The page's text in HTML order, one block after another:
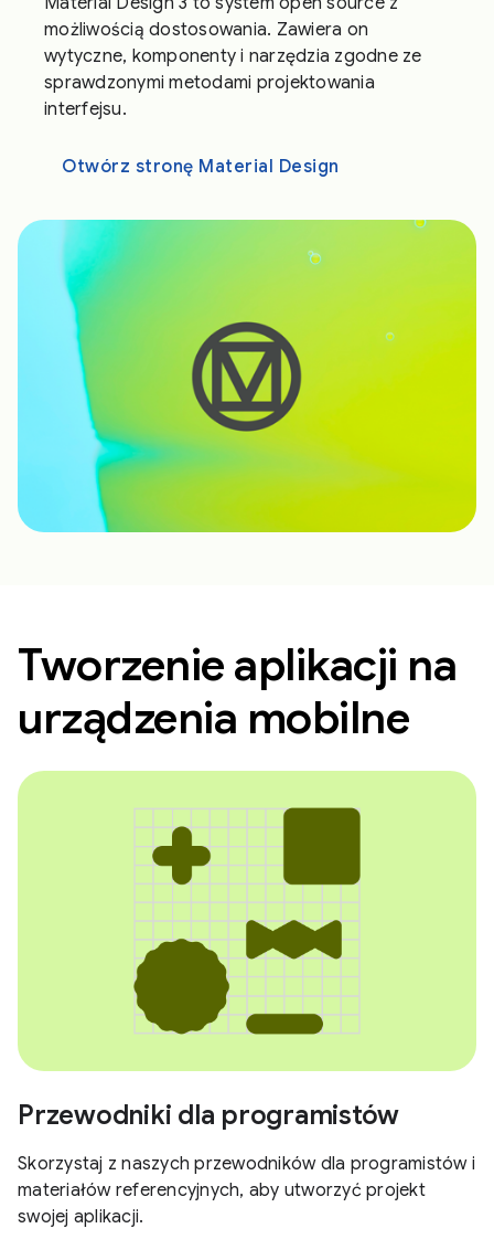
możliwością dostosowania. Zawiera on
wytyczne, komponenty i narzędzia zgodne ze
sprawdzonymi metodami projektowania
interfejsu.
Otwórz stronę Material Design
Tworzenie aplikacji na
urządzenia mobilne
Przewodniki dla programistów
Skorzystaj z naszych przewodników dla programistów i
materiałów referencyjnych, aby utworzyć projekt
swojej aplikacji.